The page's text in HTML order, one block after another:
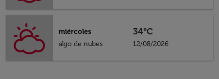
miércoles
algo de nubes
34°C
12/08/2026